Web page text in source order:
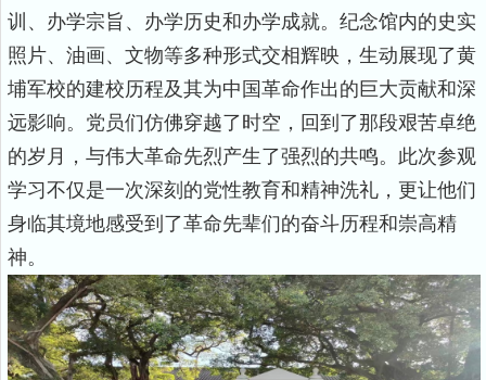
训、办学宗旨、办学历史和办学成就。纪念馆内的史实
照片、油画、文物等多种形式交相辉映，生动展现了黄
埔军校的建校历程及其为中国革命作出的巨大贡献和深
远影响。党员们仿佛穿越了时空，回到了那段艰苦卓绝
的岁月，与伟大革命先烈产生了强烈的共鸣。此次参观
学习不仅是一次深刻的党性教育和精神洗礼，更让他们
身临其境地感受到了革命先辈们的奋斗历程和崇高精
神。